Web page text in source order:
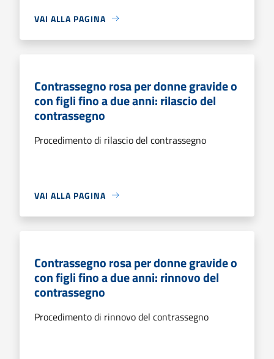
VAI ALLA PAGINA
Contrassegno rosa per donne gravide o
con figli fino a due anni: rilascio del
contrassegno
Procedimento di rilascio del contrassegno
VAI ALLA PAGINA
Contrassegno rosa per donne gravide o
con figli fino a due anni: rinnovo del
contrassegno
Procedimento di rinnovo del contrassegno